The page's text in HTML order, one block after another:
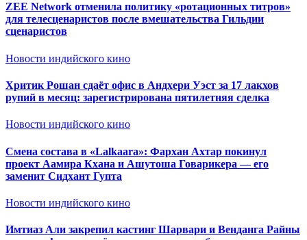
ZEE Network отменила политику «ротационных титров»
для телесценаристов после вмешательства Гильдии
сценаристов
Новости индийского кино
Хритик Рошан сдаёт офис в Андхери Уэст за 17 лакхов
рупий в месяц: зарегистрирована пятилетняя сделка
Новости индийского кино
Смена состава в «Lalkaara»: Фархан Ахтар покинул
проект Аамира Кхана и Ашутоша Говарикера — его
заменит Сидхант Гупта
Новости индийского кино
Имтиаз Али закрепил кастинг Шарвари и Венданга Райны